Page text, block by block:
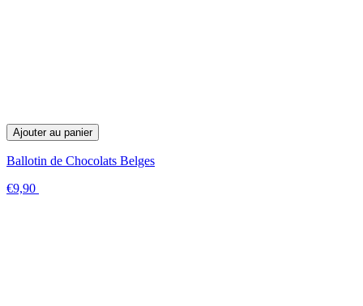
Ajouter au panier
Ballotin de Chocolats Belges
€9,90